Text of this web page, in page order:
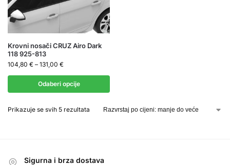
Krovni nosači CRUZ Airo Dark
118 925-813
104,80 € – 131,00 €
Odaberi opcije
Prikazuje se svih 5 rezultata
Sigurna i brza dostava